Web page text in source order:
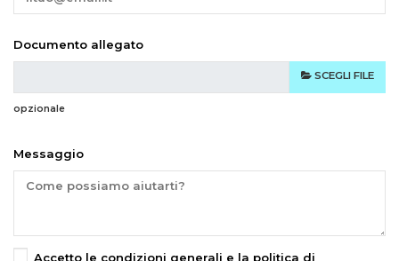
Documento allegato
SCEGLI FILE
opzionale
Messaggio
Accetto le condizioni generali e la politica di